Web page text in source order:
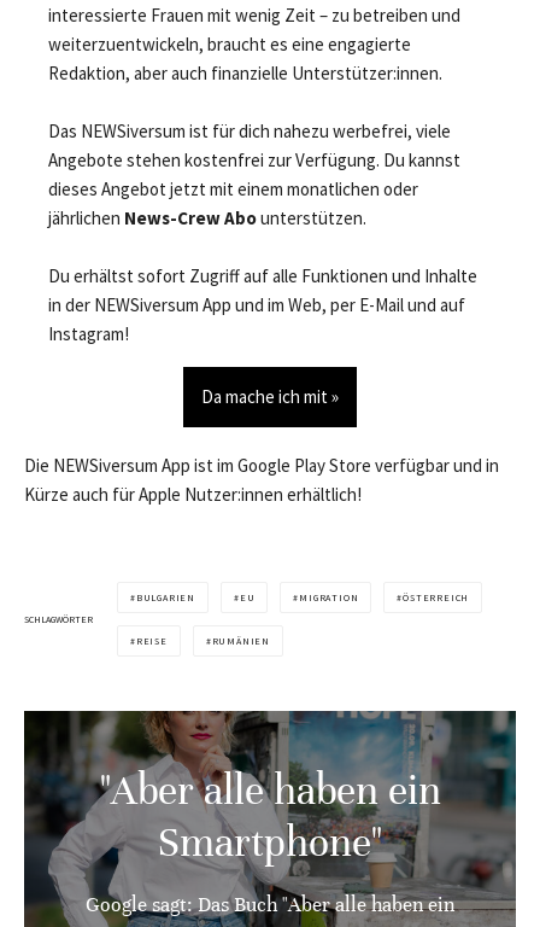
interessierte Frauen mit wenig Zeit – zu betreiben und
weiterzuentwickeln, braucht es eine engagierte
Redaktion, aber auch finanzielle Unterstützer:innen.
Das NEWSiversum ist für dich nahezu werbefrei, viele
Angebote stehen kostenfrei zur Verfügung. Du kannst
dieses Angebot jetzt mit einem monatlichen oder
jährlichen News-Crew Abounterstützen.
Du erhältst sofort Zugriff auf alle Funktionen und Inhalte
in der NEWSiversum App und im Web, per E-Mail und auf
Instagram!
Da mache ich mit »
Die NEWSiversum App ist im Google Play Store verfügbar und in
Kürze auch für Apple Nutzer:innen erhältlich!
SCHLAGWÖRTER
BULGARIEN EU MIGRATION ÖSTERREICH
REISE RUMÄNIEN
"Aber alle haben ein
Smartphone"
Google sagt: Das Buch "Aber alle haben ein